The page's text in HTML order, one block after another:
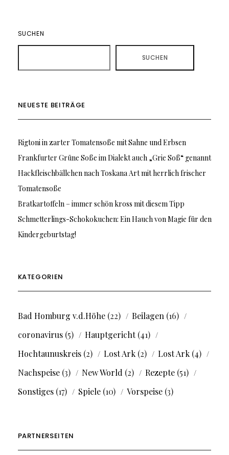
SUCHEN
SUCHEN
NEUESTE BEITRÄGE
Rigtoni in zarter Tomatensoße mit Sahne und Erbsen
Frankfurter Grüne Soße im Dialekt auch „Grie Soß“ genannt
Hackfleischbällchen nach Toskana Art mit herrlich frischer
Tomatensoße
Bratkartoffeln – immer schön kross mit diesem Tipp
Schmetterlings-Schokokuchen: Ein Hauch von Magie für den
Kindergeburtstag!
KATEGORIEN
Bad Homburg v.d.Höhe(22) Beilagen (16)
coronavirus(5) Hauptgericht(41)
Hochtaunuskreis(2) Lost Ark(2) Lost Ark(4)
Nachspeise(3) New World (2) Rezepte(51)
Sonstiges(17) Spiele(10) Vorspeise(3)
PARTNERSEITEN